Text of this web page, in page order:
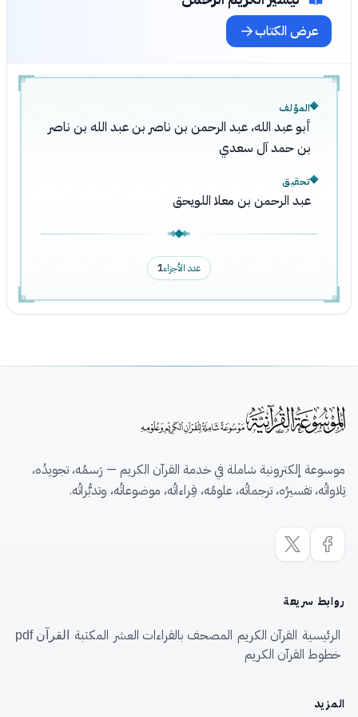
عرض الكتاب
المؤلف
أبو عبد الله، عبد الرحمن بن ناصر بن عبد الله بن ناصر
بن حمد آل سعدي
تحقيق
عبد الرحمن بن معلا اللويحق
عدد الأجزاء1
موسوعة إلكترونية شاملة في خدمة القرآن الكريم — رَسمُه، تجويدُه،
تِلاواتُه، تفسيرُه، ترجماتُه، علومُه، قِراءاتُه، موضوعاتُه، وتدبُّراتُه.
روابط سريعة
الرئيسية القرآن الكريم المصحف بالقراءات العشر المكتبة القرآن pdf
خطوط القرآن الكريم
المزيد